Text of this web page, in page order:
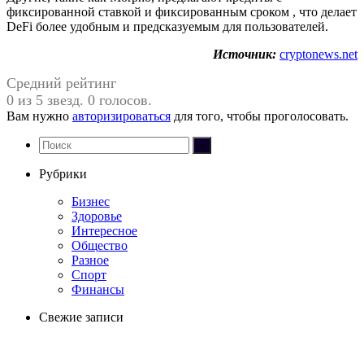
фиксированной ставкой и фиксированным сроком , что делает
DeFi более удобным и предсказуемым для пользователей.
Источник: cryptonews.net
Средний рейтинг
0 из 5 звезд. 0 голосов.
Вам нужно авторизироваться для того, чтобы проголосовать.
Рубрики
Бизнес
Здоровье
Интересное
Общество
Разное
Спорт
Финансы
Свежие записи